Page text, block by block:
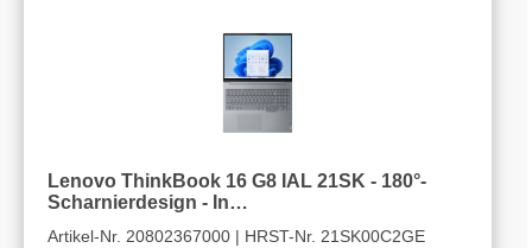
Lenovo ThinkBook 16 G8 IAL 21SK - 180°-
Scharnierdesign - In…
Artikel-Nr. 20802367000 | HRST-Nr. 21SK00C2GE